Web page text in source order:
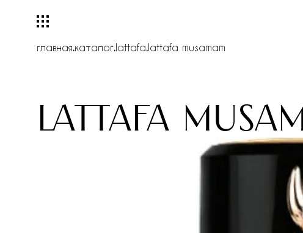
главная.каталог.lattafa.lattafa musamam
lattafa